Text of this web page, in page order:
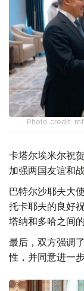
Photo credit:
卡塔尔埃米尔祝
加强两国友谊和
巴特尔沙耶夫大
托卡耶夫的良好
塔纳和多哈之间
最后，双方强调
性，并同意进一